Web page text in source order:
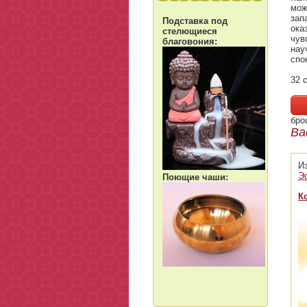
Подставка под
стелющиеся
благовония:
Поющие чаши:
32